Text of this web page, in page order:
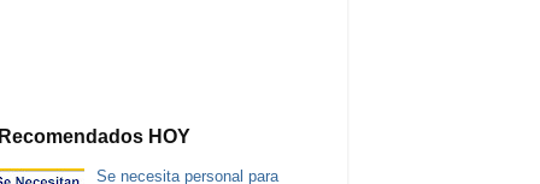
Recomendados HOY
Se necesita personal para